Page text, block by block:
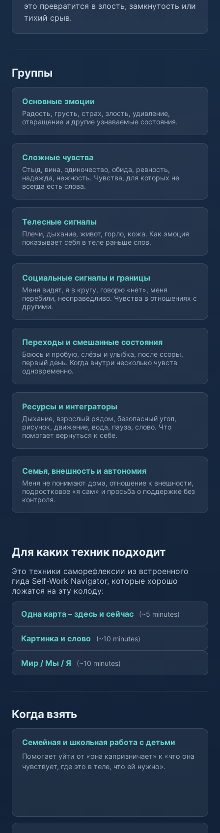
это превратится в злость, замкнутость или
тихий срыв.
Группы
Основные эмоции
Радость, грусть, страх, злость, удивление,
отвращение и другие узнаваемые состояния.
Сложные чувства
Стыд, вина, одиночество, обида, ревность,
надежда, нежность. Чувства, для которых не
всегда есть слова.
Телесные сигналы
Плечи, дыхание, живот, горло, кожа. Как эмоция
показывает себя в теле раньше слов.
Социальные сигналы и границы
Меня видят, я в кругу, говорю «нет», меня
перебили, несправедливо. Чувства в отношениях с
другими.
Переходы и смешанные состояния
Боюсь и пробую, слёзы и улыбка, после ссоры,
первый день. Когда внутри несколько чувств
одновременно.
Ресурсы и интеграторы
Дыхание, взрослый рядом, безопасный угол,
рисунок, движение, вода, пауза, слово. Что
помогает вернуться к себе.
Семья, внешность и автономия
Меня не понимают дома, отношение к внешности,
подростковое «я сам» и просьба о поддержке без
контроля.
Для каких техник подходит
Это техники саморефлексии из встроенного
гида Self-Work Navigator, которые хорошо
ложатся на эту колоду:
Одна карта – здесь и сейчас (~5 minutes)
Картинка и слово (~10 minutes)
Мир / Мы / Я (~10 minutes)
Когда взять
Семейная и школьная работа с детьми
Помогает уйти от «она капризничает» к «что она
чувствует, где это в теле, что ей нужно».